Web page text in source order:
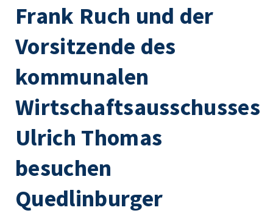
Frank Ruch und der
Vorsitzende des
kommunalen
Wirtschaftsausschusses
Ulrich Thomas
besuchen
Quedlinburger